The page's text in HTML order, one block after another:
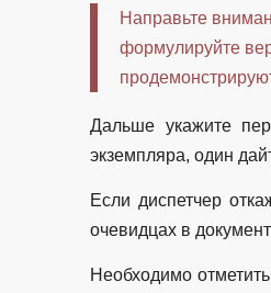
Направьте
формулируйте
Дальше укажите
экземпляра, один
Если диспетчер
очевидцах в
Необходимо